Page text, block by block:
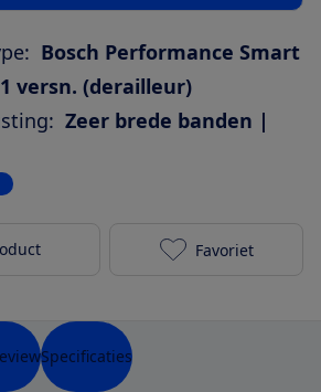
Bosch Performance Smart
versn. (derailleur)
Zeer brede banden |
Cube
Favoriet
Specificaties